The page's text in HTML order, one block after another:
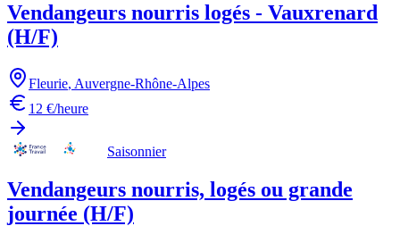
Vendangeurs nourris logés - Vauxrenard
(H/F)
Fleurie, Auvergne-Rhône-Alpes
12 €/heure
Saisonnier
Vendangeurs nourris, logés ou grande
journée (H/F)